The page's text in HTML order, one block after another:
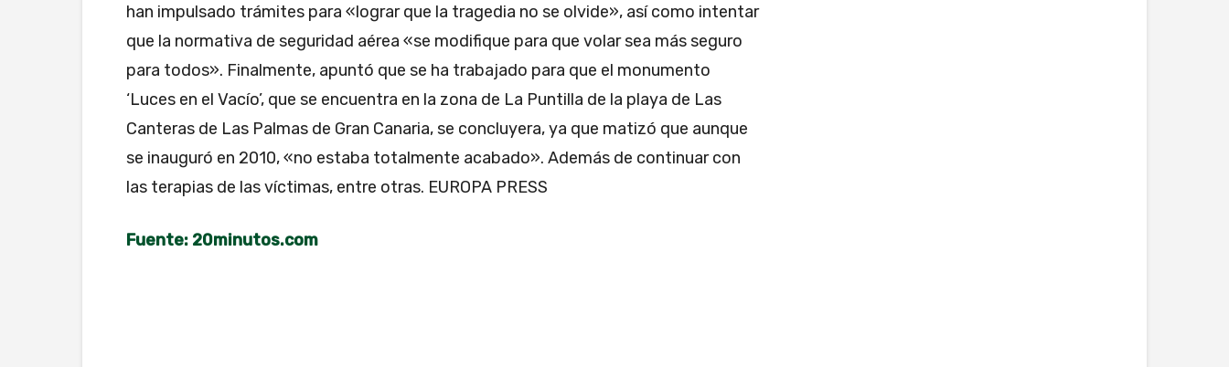
han impulsado trámites para «lograr que la tragedia no se olvide», así como intentar
que la normativa de seguridad aérea «se modifique para que volar sea más seguro
para todos». Finalmente, apuntó que se ha trabajado para que el monumento
‘Luces en el Vacío’, que se encuentra en la zona de La Puntilla de la playa de Las
Canteras de Las Palmas de Gran Canaria, se concluyera, ya que matizó que aunque
se inauguró en 2010, «no estaba totalmente acabado». Además de continuar con
las terapias de las víctimas, entre otras. EUROPA PRESS
Fuente: 20minutos.com